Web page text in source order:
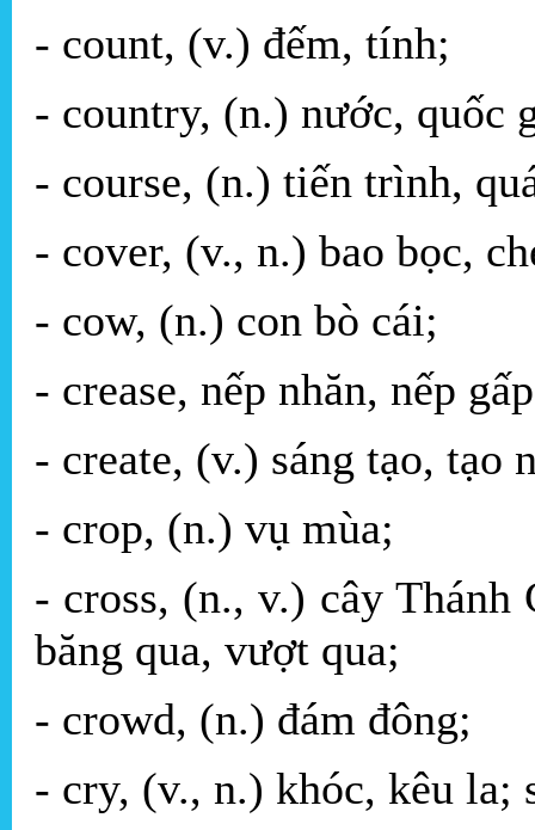
- count, (v.) đếm, tính;
- country, (n.) nước, quốc
- course, (n.) tiến trình,
- cover, (v., n.) bao bọc,
- cow, (n.) con bò cái;
- crease, nếp nhăn, nếp
- create, (v.) sáng tạo, tạo
- crop, (n.) vụ mùa;
- cross, (n., v.) cây Thánh
băng qua, vượt qua;
- crowd, (n.) đám đông;
- cry, (v., n.) khóc, kêu la;